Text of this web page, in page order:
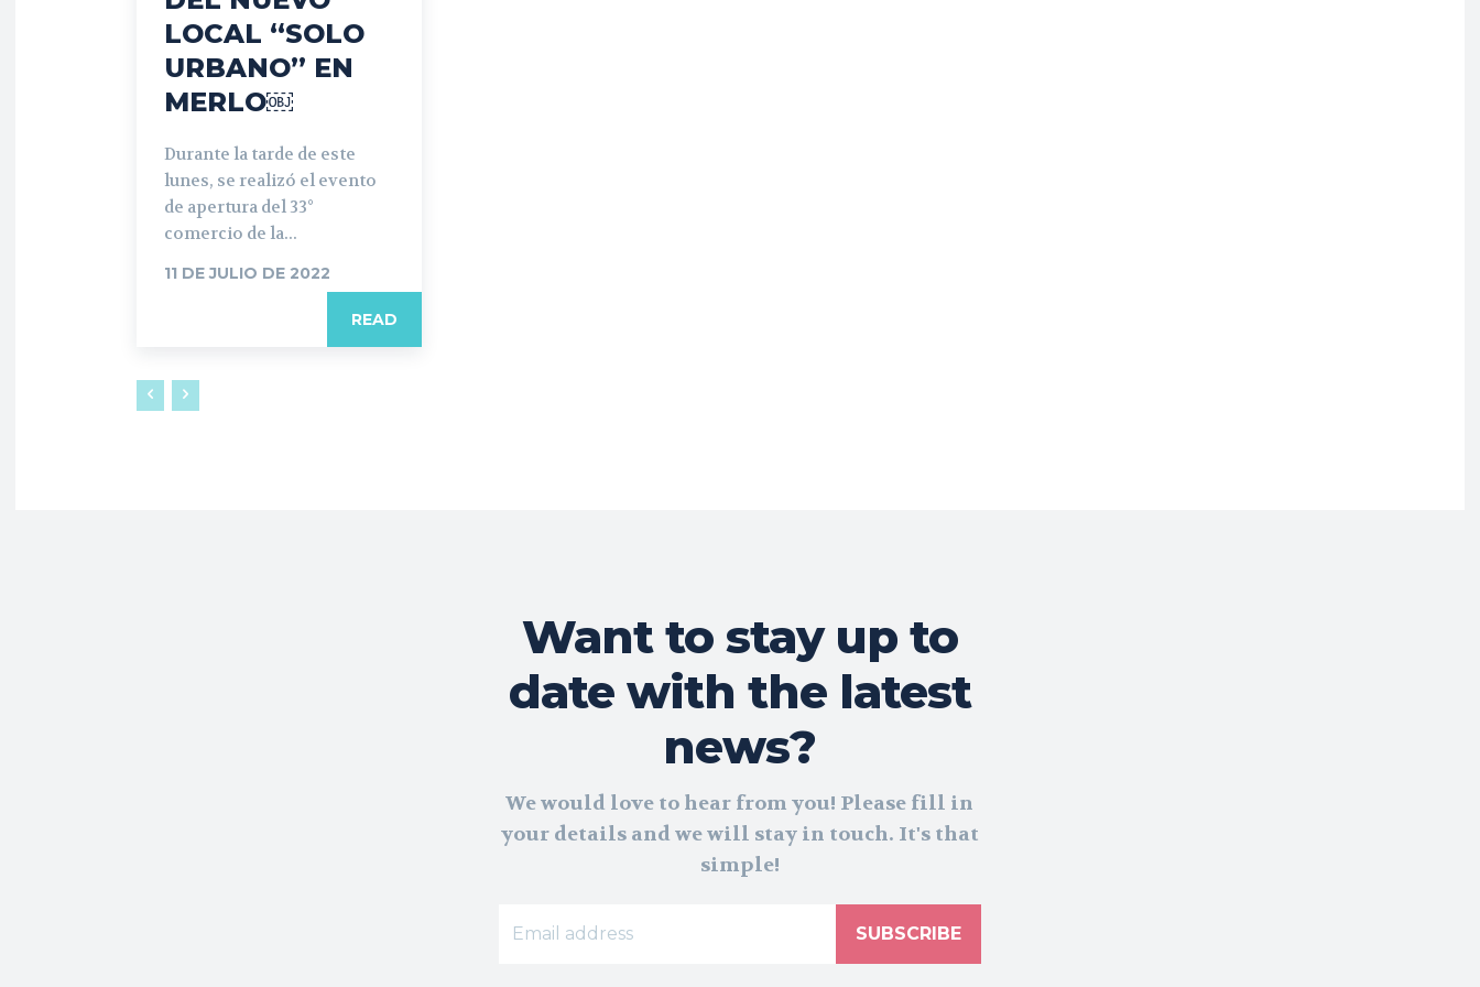
LOCAL “SOLO
URBANO” EN
MERLO￼
Durante la tarde de este
lunes, se realizó el evento
de apertura del 33°
comercio de la...
11 DE JULIO DE 2022
READ
Want to stay up to
date with the latest
news?
We would love to hear from you! Please fill in
your details and we will stay in touch. It's that
simple!
SUBSCRIBE